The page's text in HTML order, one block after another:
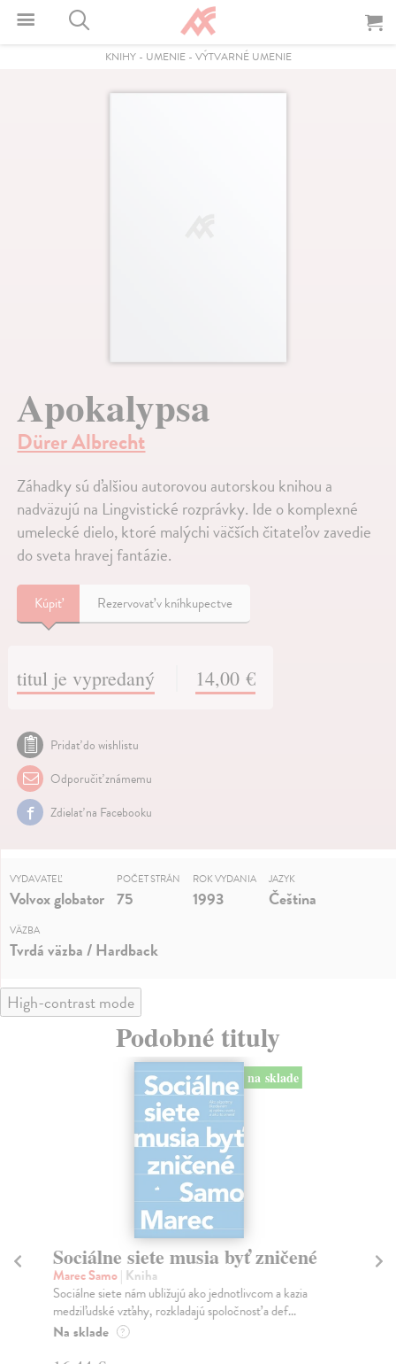
KNIHY- UMENIE- VÝTVARNÉ UMENIE
Apokalypsa
Dürer Albrecht
Záhadky sú ďalšiou autorovou autorskou knihou a
nadväzujú na Lingvistické rozprávky. Ide o komplexné
umelecké dielo, ktoré malýchi väčších čitateľov zavedie
do sveta hravej fantázie.
Kúpiť Rezervovať v kníhkupectve
titul je vypredaný 14,00 €
Pridať do wishlistu
Odporučiť známemu
Zdielať na Facebooku
VYDAVATEĽ
Volvox globator
POČET STRÁN
75
ROK VYDANIA
1993
JAZYK
Čeština
VÄZBA
Tvrdá väzba / Hardback
High-contrast mode
Podobné tituly
na sklade
Sociálne siete musia byť zničené
Marec Samo| Kniha
Sociálne siete nám ubližujú ako jednotlivcom a kazia
medziľudské vzťahy, rozkladajú spoločnosť a def...
Na sklade ?